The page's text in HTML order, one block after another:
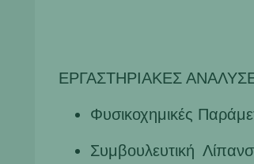
ΕΡΓΑΣΤΗΡΙΑΚΕΣ
Φυσικοχημικές
Συμβουλευτική